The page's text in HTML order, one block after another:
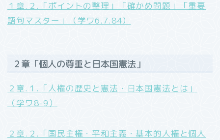
１章.２.「ポイントの整理」「確かめ問題」「重要
語句マスター」（学ワ6.7.84）
２章「個人の尊重と日本国憲法」
２章.１.「人権の歴史と憲法・日本国憲法とは」
（学ワ8-9）
２章.２.「国民主権・平和主義・基本的人権と個人